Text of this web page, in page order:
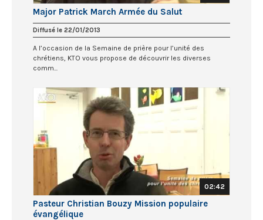
Major Patrick March Armée du Salut
Diffusé le 22/01/2013
A l’occasion de la Semaine de prière pour l’unité des
chrétiens, KTO vous propose de découvrir les diverses
comm...
02:42
Pasteur Christian Bouzy Mission populaire
évangélique